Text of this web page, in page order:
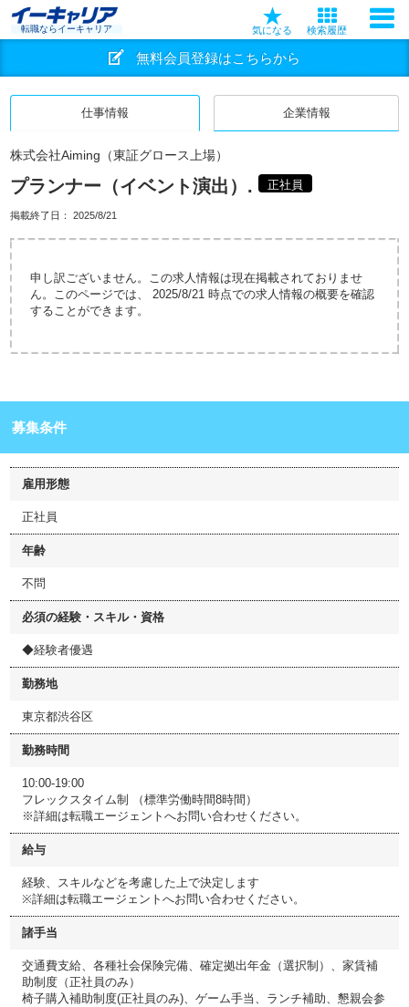
転職ならイーキャリア 気になる 検索履歴
無料会員登録はこちらから
仕事情報 企業情報
株式会社Aiming（東証グロース上場）
プランナー（イベント演出）. 正社員
掲載終了日： 2025/8/21
申し訳ございません。この求人情報は現在掲載されておりませ
ん。このページでは、 2025/8/21 時点での求人情報の概要を確認
することができます。
募集条件
雇用形態
正社員
年齢
不問
必須の経験・スキル・資格
◆経験者優遇
勤務地
東京都渋谷区
勤務時間
10:00-19:00
フレックスタイム制 （標準労働時間8時間）
※詳細は転職エージェントへお問い合わせください。
給与
経験、スキルなどを考慮した上で決定します
※詳細は転職エージェントへお問い合わせください。
諸手当
交通費支給、各種社会保険完備、確定拠出年金（選択制）、家賃補
助制度（正社員のみ）
椅子購入補助制度(正社員のみ)、ゲーム手当、ランチ補助、懇親会参